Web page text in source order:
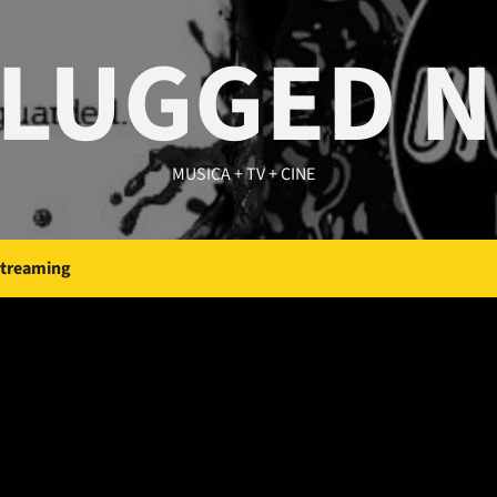
MUSICA + TV + CINE